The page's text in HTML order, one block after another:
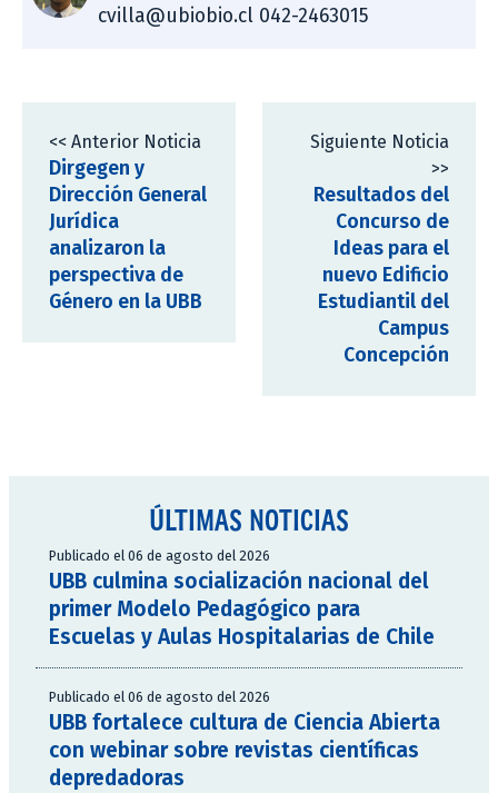
cvilla@ubiobio.cl 042-2463015
<< Anterior Noticia
Dirgegen y
Dirección General
Jurídica
analizaron la
perspectiva de
Género en la UBB
Siguiente Noticia
>>
Resultados del
Concurso de
Ideas para el
nuevo Edificio
Estudiantil del
Campus
Concepción
ÚLTIMAS NOTICIAS
Publicado el 06 de agosto del 2026
UBB culmina socialización nacional del
primer Modelo Pedagógico para
Escuelas y Aulas Hospitalarias de Chile
Publicado el 06 de agosto del 2026
UBB fortalece cultura de Ciencia Abierta
con webinar sobre revistas científicas
depredadoras